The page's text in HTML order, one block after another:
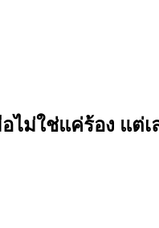
ม่ใช่แค่ร้อง แต่